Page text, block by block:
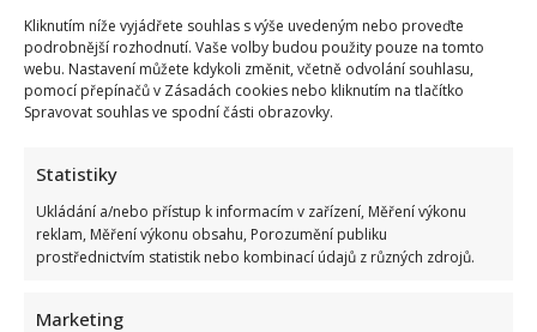
Kliknutím níže vyjádřete souhlas s výše uvedeným nebo proveďte
podrobnější rozhodnutí. Vaše volby budou použity pouze na tomto
webu. Nastavení můžete kdykoli změnit, včetně odvolání souhlasu,
pomocí přepínačů v Zásadách cookies nebo kliknutím na tlačítko
Spravovat souhlas ve spodní části obrazovky.
Statistiky
Ukládání a/nebo přístup k informacím v zařízení, Měření výkonu
reklam, Měření výkonu obsahu, Porozumění publiku
prostřednictvím statistik nebo kombinací údajů z různých zdrojů.
Marketing
si
postěžoval
na
česká
média.
Prý
neukazují
a
nechal
sledující
se
dohadovat
Podle prezidenta by byl Jiří Bartoška velmi hrdý